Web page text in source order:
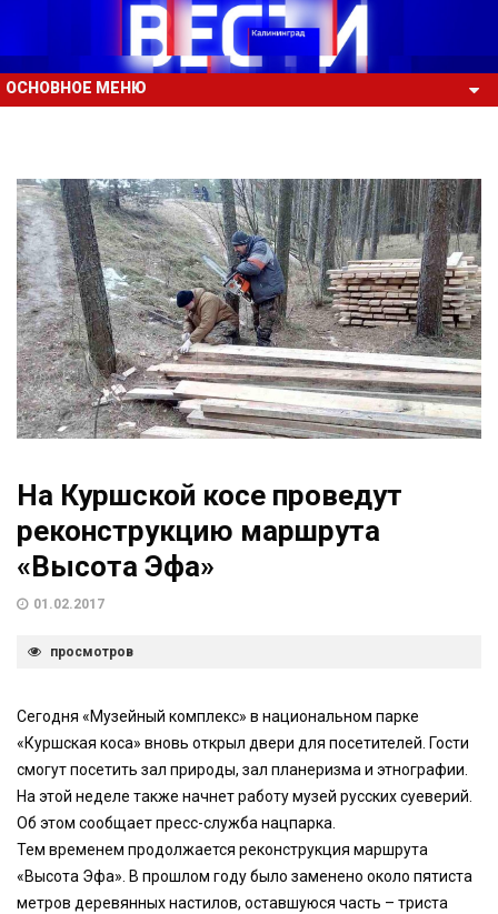
ОСНОВНОЕ МЕНЮ
На Куршской косе проведут
реконструкцию маршрута
«Высота Эфа»
01.02.2017
просмотров
Сегодня «Музейный комплекс» в национальном парке
«Куршская коса» вновь открыл двери для посетителей. Гости
смогут посетить зал природы, зал планеризма и этнографии.
На этой неделе также начнет работу музей русских суеверий.
Об этом сообщает пресс-служба нацпарка.
Тем временем продолжается реконструкция маршрута
«Высота Эфа». В прошлом году было заменено около пятиста
метров деревянных настилов, оставшуюся часть – триста